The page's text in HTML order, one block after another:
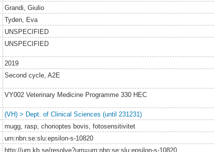
Grandi, Giulio
Tyden, Eva
UNSPECIFIED
UNSPECIFIED
2019
Second cycle, A2E
VY002 Veterinary Medicine Programme 330 HEC
(VH) > Dept. of Clinical Sciences (until 231231)
mugg, rasp, chorioptes bovis, fotosensitivitet
urn:nbn:se:slu:epsilon-s-10820
http://urn.kb.se/resolve?urn=urn:nbn:se:slu:epsilon-s-10820